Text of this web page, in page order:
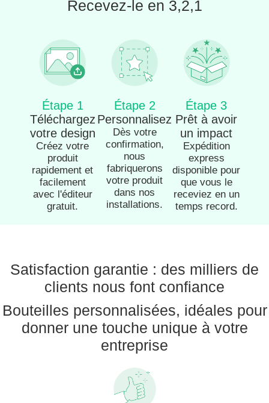
Recevez-le en 3,2,1
Étape 1
Téléchargez
votre design
Créez votre
produit
rapidement et
facilement
avec l'éditeur
gratuit.
Étape 2
Personnalisez
Dès votre
confirmation,
nous
fabriquerons
votre produit
dans nos
installations.
Étape 3
Prêt à avoir
un impact
Expédition
express
disponible pour
que vous le
receviez en un
temps record.
Satisfaction garantie : des milliers de
clients nous font confiance
Bouteilles personnalisées, idéales pour
donner une touche unique à votre
entreprise